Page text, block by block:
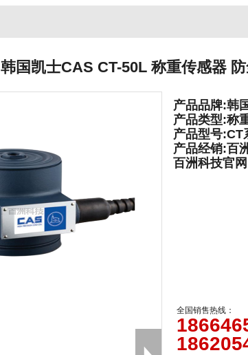
韩国凯士CAS CT-50L 称重传感器
产品品牌:韩
产品类型:称
产品型号:CT
产品经销:百
百洲科技官
全国销售热线：